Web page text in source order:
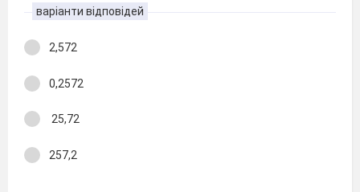
варіанти відповідей
2,572
0,2572
25,72
257,2